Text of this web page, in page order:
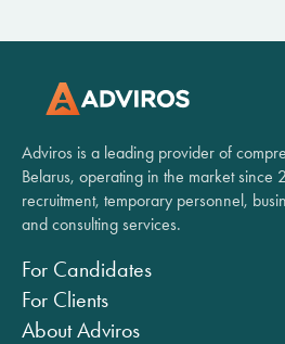
Adviros is a leading provider of
Belarus, operating in the market
recruitment, temporary personnel,
and consulting services.
For Candidates
For Clients
About Adviros